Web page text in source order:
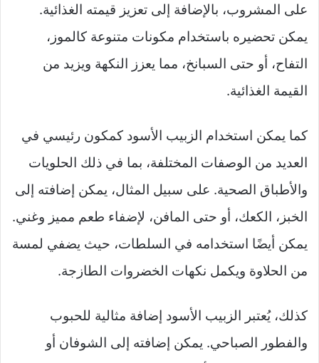
على المشروب، بالإضافة إلى تعزيز قيمته الغذائية.
يمكن تحضيره باستخدام مكونات متنوعة كالموز،
التفاح، أو حتى السبانخ، مما يعزز النكهة ويزيد من
القيمة الغذائية.
كما يمكن استخدام الزبيب الأسود كمكون رئيسي في
العديد من الوصفات المختلفة، بما في ذلك الحلويات
والأطباق الصحية. على سبيل المثال، يمكن إضافته إلى
الخبز، الكعك، أو حتى المافن، لإضفاء طعم مميز وغني.
يمكن أيضًا استخدامه في السلطات، حيث يضفي لمسة
من الحلاوة ويكمل نكهات الخضروات الطازجة.
كذلك، يُعتبر الزبيب الأسود إضافة مثالية للحبوب
والفطور الصباحي. يمكن إضافته إلى الشوفان أو